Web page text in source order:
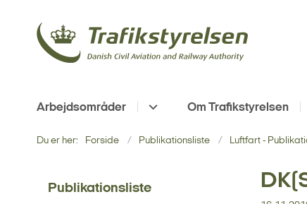
Arbejdsområder Om Trafikstyrelsen
Du er her: Forside Publikationsliste Luftfart -
Publikationsliste